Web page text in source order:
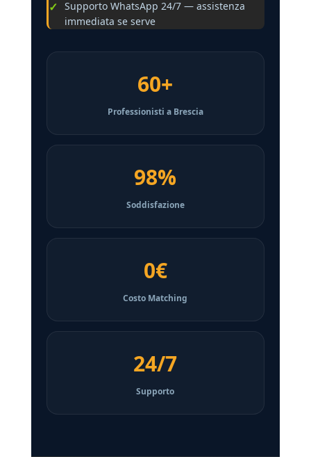
Supporto WhatsApp 24/7 — assistenza
immediata se serve
60+
Professionisti a Brescia
98%
Soddisfazione
0€
Costo Matching
24/7
Supporto